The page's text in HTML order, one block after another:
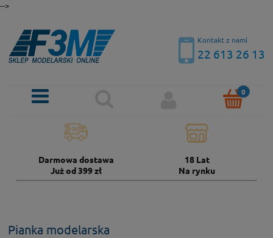
-->
Kontakt z nami
22 613 26 13
Darmowa dostawa
Już od 399 zł
18 Lat
Na rynku
Pianka modelarska